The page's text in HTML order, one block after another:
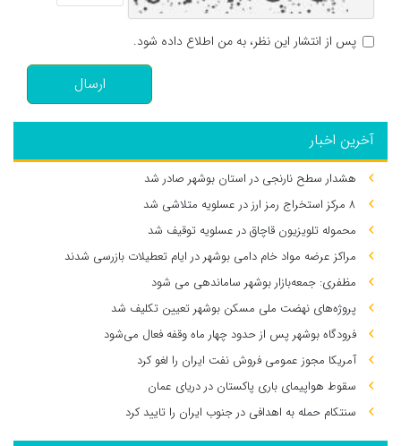
پس از انتشار این نظر، به من اطلاع داده شود.
ارسال
آخرین اخبار
هشدار سطح نارنجی در استان بوشهر صادر شد
۸ مرکز استخراج رمز ارز در عسلویه متلاشی شد
محموله تلویزیون قاچاق در عسلویه توقیف شد
مراکز عرضه مواد خام دامی بوشهر در ایام تعطیلات بازرسی شدند
مظفری: جمعه‌بازار بوشهر ساماندهی می‌ شود
پروژه‌های نهضت ملی مسکن بوشهر تعیین تکلیف شد
فرودگاه بوشهر پس از حدود چهار ماه وقفه فعال می‌شود
آمریکا مجوز عمومی فروش نفت ایران را لغو کرد
سقوط هواپیمای باری پاکستان در دریای عمان
سنتکام حمله به اهدافی در جنوب ایران را تایید کرد